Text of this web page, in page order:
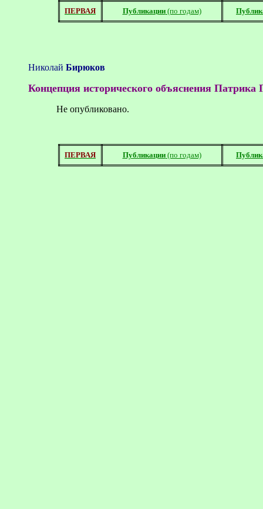
ПЕРВАЯ Публикации(по годам)
Николай Бирюков
Концепция исторического объяснения Патрика
Не опубликовано.
ПЕРВАЯ Публикации(по годам)